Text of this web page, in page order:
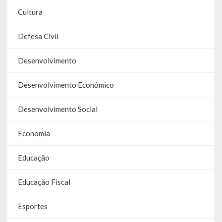
RREO
PPA
LOA
LDO
Transparência
Cultura
Defesa Civil
Desenvolvimento
Desenvolvimento Econômico
Desenvolvimento Social
Economia
Educação
Educação Fiscal
Esportes